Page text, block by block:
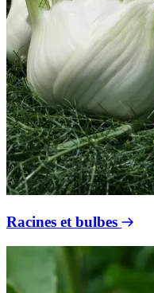
Racines et bulbes